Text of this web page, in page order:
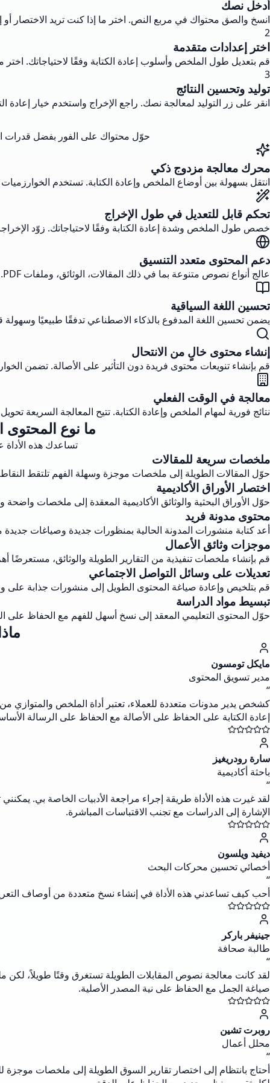
أدخل نصك
انسخ والصق محتواك في مربع النص. اختر ما إذا كنت تريد الاختصار أو
2
اختر إعدادات متقدمة
قم بتعديل طول الملخص وأسلوب إعادة الكتابة وفقًا لاحتياجاتك.
3
توليد وتحسين النتائج
انقر على زر التوليد لمعالجة نصك. راجع الإخراج واستخدم خيار إعادة
حوّل محتواك على الفور بفضل قدرات
محرك معالجة مزدوج ذكي
انتقل بسهولة بين أوضاع الملخص وإعادة الكتابة. تستخدم
تحكم قابل للتعديل في طول الإخراج
خصص طول الملخص وشدة إعادة الكتابة وفقًا لاحتياجاتك. زوّد
دعم المحتوى متعدد التنسيق
عالج أنواع نصوص متنوعة بما في ذلك المقالات، الوثائق، وملفات PDF. حول النصوص المعقدة إلى نسخ واضحة وسهلة القراءة مع الحفاظ على المعلومات الأساسية.
تحسين اللغة السياقية
يضمن تحسين اللغة المدفوع بالذكاء الاصطناعي تدفقًا طبيعيًا
إنشاء محتوى خالٍ من الانتحال
قم بإنشاء تنويعات محتوى فريدة دون التأثير على الأصالة. تضمن
معالجة في الوقت الفعلي
نتائج فورية لمهام الملخص وإعادة الكتابة. تتيح المعالجة السريعة
ما نوع المحتوى
تساعدك هذه
ملخصات سريعة للمقالات
حوّل المقالات الطويلة إلى ملخصات موجزة وسهلة الفهم تلتقط النقاط
اختصار الأوراق الأكاديمية
حوّل الأوراق البحثية والوثائق الأكاديمية المعقدة إلى ملخصات
محتوى مدونة فريد
أعد كتابة منشورات المدونة الحالية بمنظورات جديدة وصياغات
موجزات وثائق الأعمال
قم بإنشاء ملخصات تنفيذية من التقارير الطويلة والوثائق، مستعرضًا
تعديلات على وسائل التواصل الاجتماعي
قم بتلخيص وإعادة صياغة المحتوى الطويل إلى منشورات جذابة على
تبسيط مواد الدراسة
حوّل المحتوى التعليمي المعقد إلى نسخ أسهل للفهم مع الحفاظ على
مايكل تومسون
مدير تسويق المحتوى
“
كشخص يدير مدونات متعددة للعملاء، تعتبر أداة الملخص
إعادة الكتابة على الحفاظ على الأصالة مع الحفاظ على الرسالة
سارة رودريغيز
باحثة أكاديمية
“
لقد غيرت هذه الأداة طريقة إجراء مراجعة الأدبيات الخاصة بي.
الإشارة إلى الدراسات مع تجنب الاقتباسات المباشرة.
ديفيد ويلسون
أخصائي تحسين محركات البحث
“
أحب كيف تساعدني هذه الأداة في إنشاء نسخ متعددة من أوصاف
جينيفر باركر
طالبة صحافة
“
لقد كانت معالجة نصوص المقابلات الطويلة تستغرق وقتًا طويلاً، لكن
صياغة الجمل مع الحفاظ على نية المصدر الأصلية.
روبرت تشين
محلل أعمال
“
أحتاج بانتظام إلى اختصار تقارير السوق الطويلة إلى ملخصات